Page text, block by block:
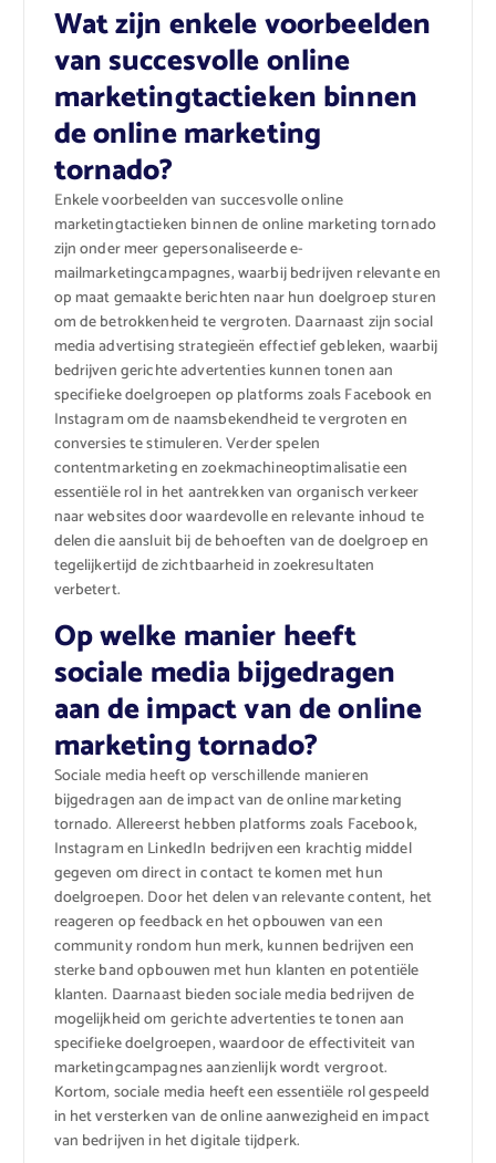
Wat zijn enkele voorbeelden
van succesvolle online
marketingtactieken binnen
de online marketing
tornado?
Enkele voorbeelden van succesvolle online
marketingtactieken binnen de online marketing tornado
zijn onder meer gepersonaliseerde e-
mailmarketingcampagnes, waarbij bedrijven relevante en
op maat gemaakte berichten naar hun doelgroep sturen
om de betrokkenheid te vergroten. Daarnaast zijn social
media advertising strategieën effectief gebleken, waarbij
bedrijven gerichte advertenties kunnen tonen aan
specifieke doelgroepen op platforms zoals Facebook en
Instagram om de naamsbekendheid te vergroten en
conversies te stimuleren. Verder spelen
contentmarketing en zoekmachineoptimalisatie een
essentiële rol in het aantrekken van organisch verkeer
naar websites door waardevolle en relevante inhoud te
delen die aansluit bij de behoeften van de doelgroep en
tegelijkertijd de zichtbaarheid in zoekresultaten
verbetert.
Op welke manier heeft
sociale media bijgedragen
aan de impact van de online
marketing tornado?
Sociale media heeft op verschillende manieren
bijgedragen aan de impact van de online marketing
tornado. Allereerst hebben platforms zoals Facebook,
Instagram en LinkedIn bedrijven een krachtig middel
gegeven om direct in contact te komen met hun
doelgroepen. Door het delen van relevante content, het
reageren op feedback en het opbouwen van een
community rondom hun merk, kunnen bedrijven een
sterke band opbouwen met hun klanten en potentiële
klanten. Daarnaast bieden sociale media bedrijven de
mogelijkheid om gerichte advertenties te tonen aan
specifieke doelgroepen, waardoor de effectiviteit van
marketingcampagnes aanzienlijk wordt vergroot.
Kortom, sociale media heeft een essentiële rol gespeeld
in het versterken van de online aanwezigheid en impact
van bedrijven in het digitale tijdperk.